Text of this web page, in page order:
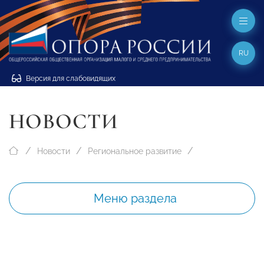
Версия для слабовидящих
RU
НОВОСТИ
Новости Региональное развитие
Меню раздела